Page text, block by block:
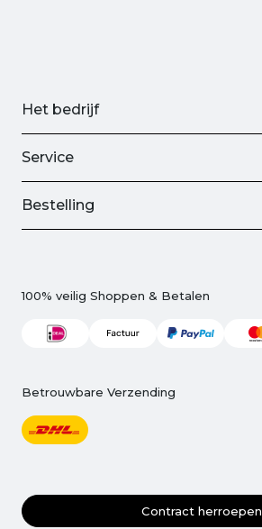
Het bedrijf
Service
Bestelling
100% veilig Shoppen & Betalen
Betrouwbare Verzending
Contract herroepen